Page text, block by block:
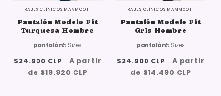
TRAJES CLÍNICOS MAMMOOTH
Pantalón Modelo Fit
Turquesa Hombre
pantalón5 Sizes
Precio
habitual
$24.900 CLP Oferta:
{{
A partir
de $19.920 CLP
TRAJES CLÍNICOS MAMMOOTH
Pantalón Modelo Fit
Gris Hombre
pantalón5 Sizes
Precio
habitual
$24.900 CLP Oferta:
{{
A partir
de $14.490 CLP